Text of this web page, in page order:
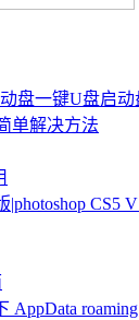
盘一键U盘启
单解决方法
|photoshop CS5
AppData